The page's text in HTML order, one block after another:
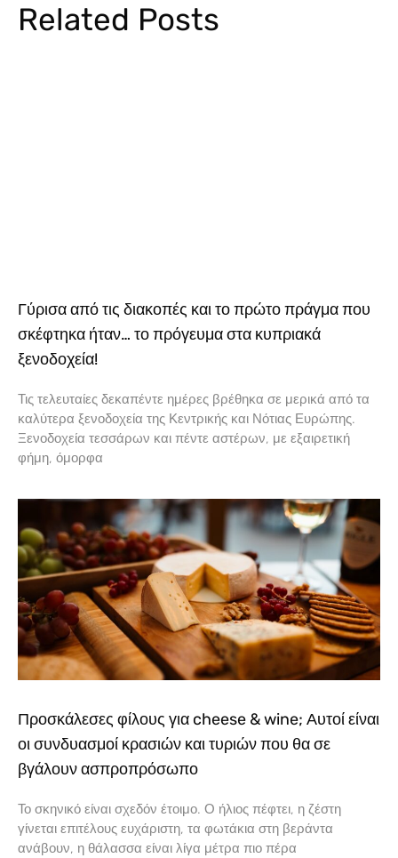
Related Posts
Γύρισα από τις διακοπές και το πρώτο πράγμα που
σκέφτηκα ήταν… το πρόγευμα στα κυπριακά
ξενοδοχεία!
Τις τελευταίες δεκαπέντε ημέρες βρέθηκα σε μερικά από τα
καλύτερα ξενοδοχεία της Κεντρικής και Νότιας Ευρώπης.
Ξενοδοχεία τεσσάρων και πέντε αστέρων, με εξαιρετική
φήμη, όμορφα
Προσκάλεσες φίλους για cheese & wine; Αυτοί είναι
οι συνδυασμοί κρασιών και τυριών που θα σε
βγάλουν ασπροπρόσωπο
Το σκηνικό είναι σχεδόν έτοιμο. Ο ήλιος πέφτει, η ζέστη
γίνεται επιτέλους ευχάριστη, τα φωτάκια στη βεράντα
ανάβουν, η θάλασσα είναι λίγα μέτρα πιο πέρα